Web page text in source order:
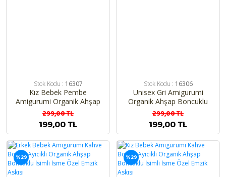
Stok Kodu : 16307
Kız Bebek Pembe
Amigurumi Organik Ahşap
Boncuklu İsimli İsme Özel
Emzik Askısı
299,00 TL
199,00 TL
Stok Kodu : 16306
Unisex Gri Amigurumi
Organik Ahşap Boncuklu
İsimli İsme Özel Emzik Askısı
299,00 TL
199,00 TL
%29 %29